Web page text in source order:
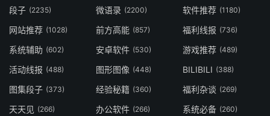
段子 (2235) 微语录 (2200) 软件推荐 (1180)
网站推荐 (1028) 前方高能 (857) 福利线报 (736)
系统辅助 (602) 安卓软件 (530) 游戏推荐 (489)
活动线报 (488) 图形图像 (448) BILIBILI (388)
图集段子 (373) 经验秘籍 (360) 福利杂谈 (269)
天天见 (266) 办公软件 (266) 系统必备 (260)